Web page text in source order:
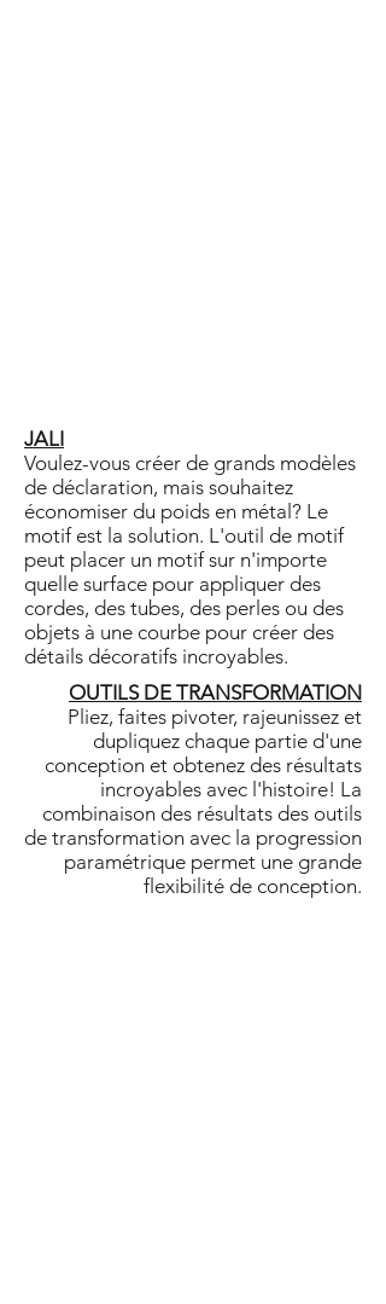
JALI
Voulez-vous créer de grands modèles
de déclaration, mais souhaitez
économiser du poids en métal? Le
motif est la solution. L'outil de motif
peut placer un motif sur n'importe
quelle surface pour appliquer des
cordes, des tubes, des perles ou des
objets à une courbe pour créer des
détails décoratifs incroyables.
OUTILS DE TRANSFORMATION
Pliez, faites pivoter, rajeunissez et
dupliquez chaque partie d'une
conception et obtenez des résultats
incroyables avec l'histoire! La
combinaison des résultats des outils
de transformation avec la progression
paramétrique permet une grande
flexibilité de conception.